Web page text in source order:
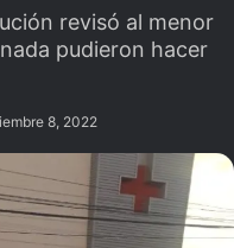
revisó al menor
pudieron hacer
8, 2022